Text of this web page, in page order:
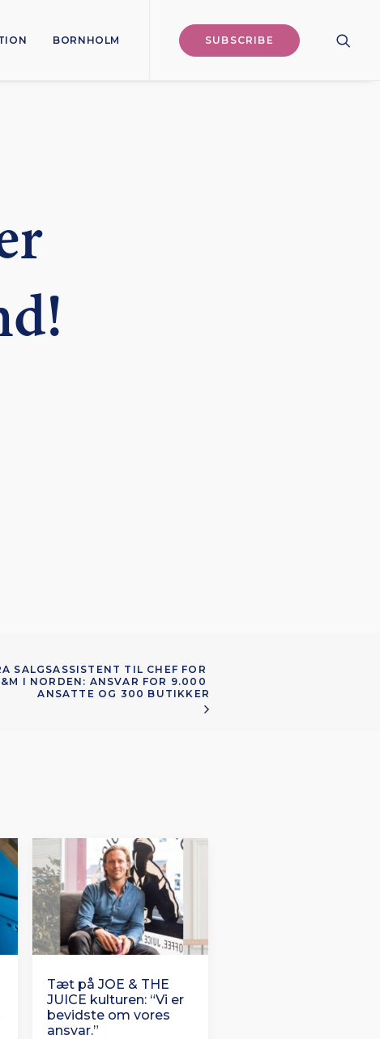
BORNHOLM SUBSCRIBE
SALGSASSISTENT TIL CHEF FOR
I NORDEN: ANSVAR FOR 9.000
ANSATTE OG 300 BUTIKKER
Tæt på JOE & THE
JUICE kulturen: “Vi er
bevidste om vores
ansvar.”